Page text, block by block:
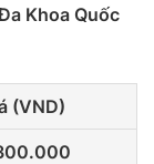
Khoa Quốc
(VND)